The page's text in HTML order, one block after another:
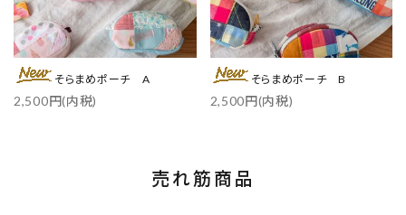
そらまめポーチ A
2,500円(内税)
そらまめポーチ B
2,500円(内税)
売れ筋商品